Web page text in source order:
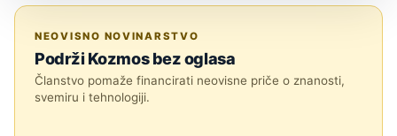
NEOVISNO NOVINARSTVO
Podrži Kozmos bez oglasa
Članstvo pomaže financirati neovisne priče o znanosti,
svemiru i tehnologiji.